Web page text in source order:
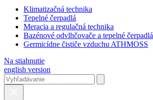
Klimatizačná technika
Tepelné čerpadlá
Meracia a regulačná technika
Bazénové odvlhčovače a tepelné čerpadlá
Germicídne čističe vzduchu ATHMOSS
Na stiahnutie
english version